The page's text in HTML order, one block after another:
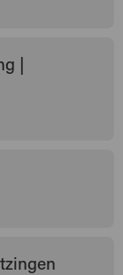
|